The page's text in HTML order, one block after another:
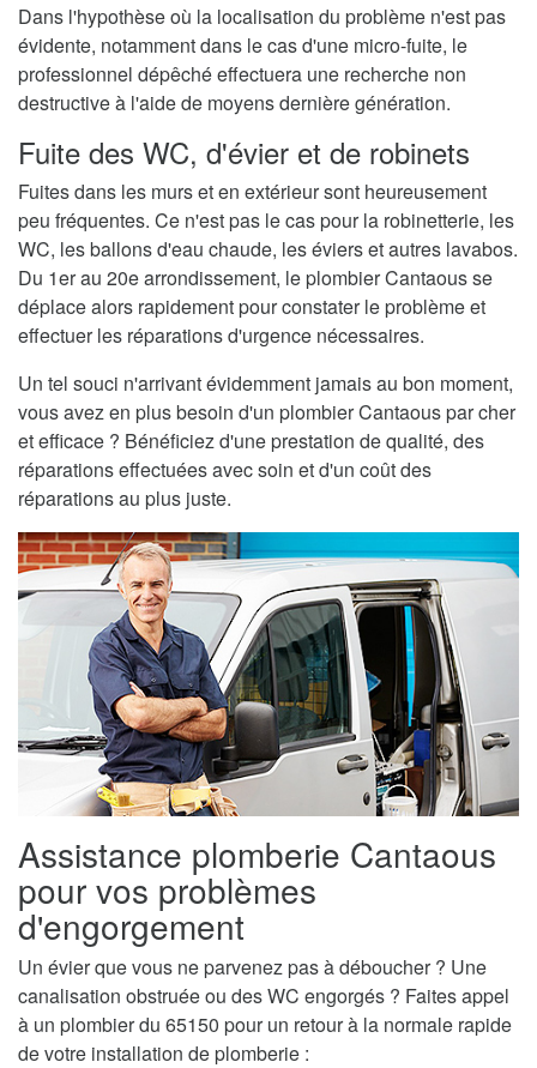
Dans l'hypothèse où la localisation du problème n'est pas
évidente, notamment dans le cas d'une micro-fuite, le
professionnel dépêché effectuera une recherche non
destructive à l'aide de moyens dernière génération.
Fuite des WC, d'évier et de robinets
Fuites dans les murs et en extérieur sont heureusement
peu fréquentes. Ce n'est pas le cas pour la robinetterie, les
WC, les ballons d'eau chaude, les éviers et autres lavabos.
Du 1er au 20e arrondissement, le plombier Cantaous se
déplace alors rapidement pour constater le problème et
effectuer les réparations d'urgence nécessaires.
Un tel souci n'arrivant évidemment jamais au bon moment,
vous avez en plus besoin d'un plombier Cantaous par cher
et efficace ? Bénéficiez d'une prestation de qualité, des
réparations effectuées avec soin et d'un coût des
réparations au plus juste.
Assistance plomberie Cantaous
pour vos problèmes
d'engorgement
Un évier que vous ne parvenez pas à déboucher ? Une
canalisation obstruée ou des WC engorgés ? Faites appel
à un plombier du 65150 pour un retour à la normale rapide
de votre installation de plomberie :